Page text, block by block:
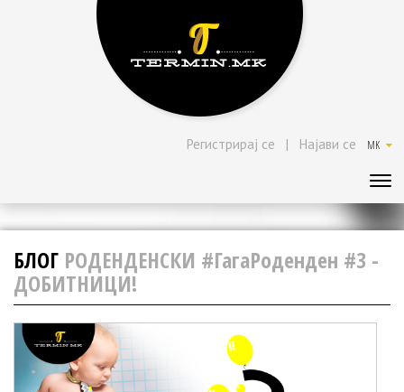
MK
Најави се
|
Регистрирај се
БЛОГ РОДЕНДЕНСКИ #ГагаРоденден #3 -
ДОБИТНИЦИ!